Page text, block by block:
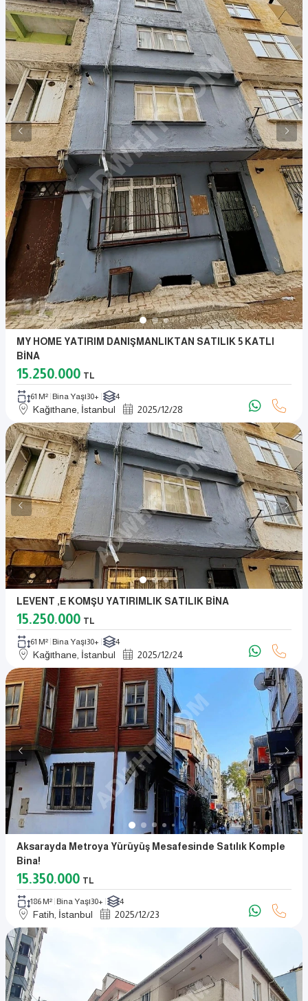
MY HOME YATIRIM DANIŞMANLIKTAN SATILIK 5 KATLI
BİNA
15.250.000 TL
61 M² Bina Yaşı30+ 4
Kağıthane, İstanbul 2025/12/28
LEVENT ,e KOMŞU YATIRIMLIK SATILIK BİNA
15.250.000 TL
61 M² Bina Yaşı30+ 4
Kağıthane, İstanbul 2025/12/24
Aksarayda Metroya Yürüyüş Mesafesinde Satılık Komple
Bina!
15.350.000 TL
186 M² Bina Yaşı30+ 4
Fatih, İstanbul 2025/12/23